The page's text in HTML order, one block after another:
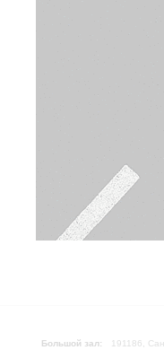
Большой зал:
191186,